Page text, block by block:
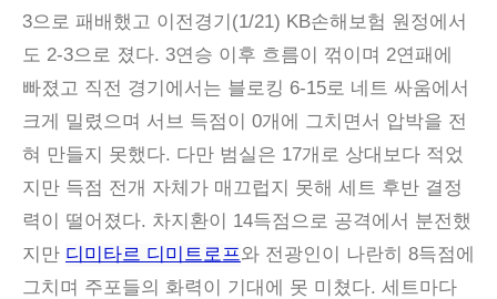
3으로 패배했고 이전경기(1/21) KB손해보험 원정에서
도 2-3으로 졌다. 3연승 이후 흐름이 꺾이며 2연패에
빠졌고 직전 경기에서는 블로킹 6-15로 네트 싸움에서
크게 밀렸으며 서브 득점이 0개에 그치면서 압박을 전
혀 만들지 못했다. 다만 범실은 17개로 상대보다 적었
지만 득점 전개 자체가 매끄럽지 못해 세트 후반 결정
력이 떨어졌다. 차지환이 14득점으로 공격에서 분전했
지만 디미타르 디미트로프와 전광인이 나란히 8득점에
그치며 주포들의 화력이 기대에 못 미쳤다. 세트마다